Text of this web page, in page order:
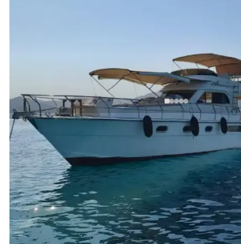
Göcek, Muğla
Luxus-Motoryacht Göcek für 8 Personen
Traum
Mit Kapitaen
Motoryacht
Segeln 8 Pers. · 2 Kabine · 13.00m